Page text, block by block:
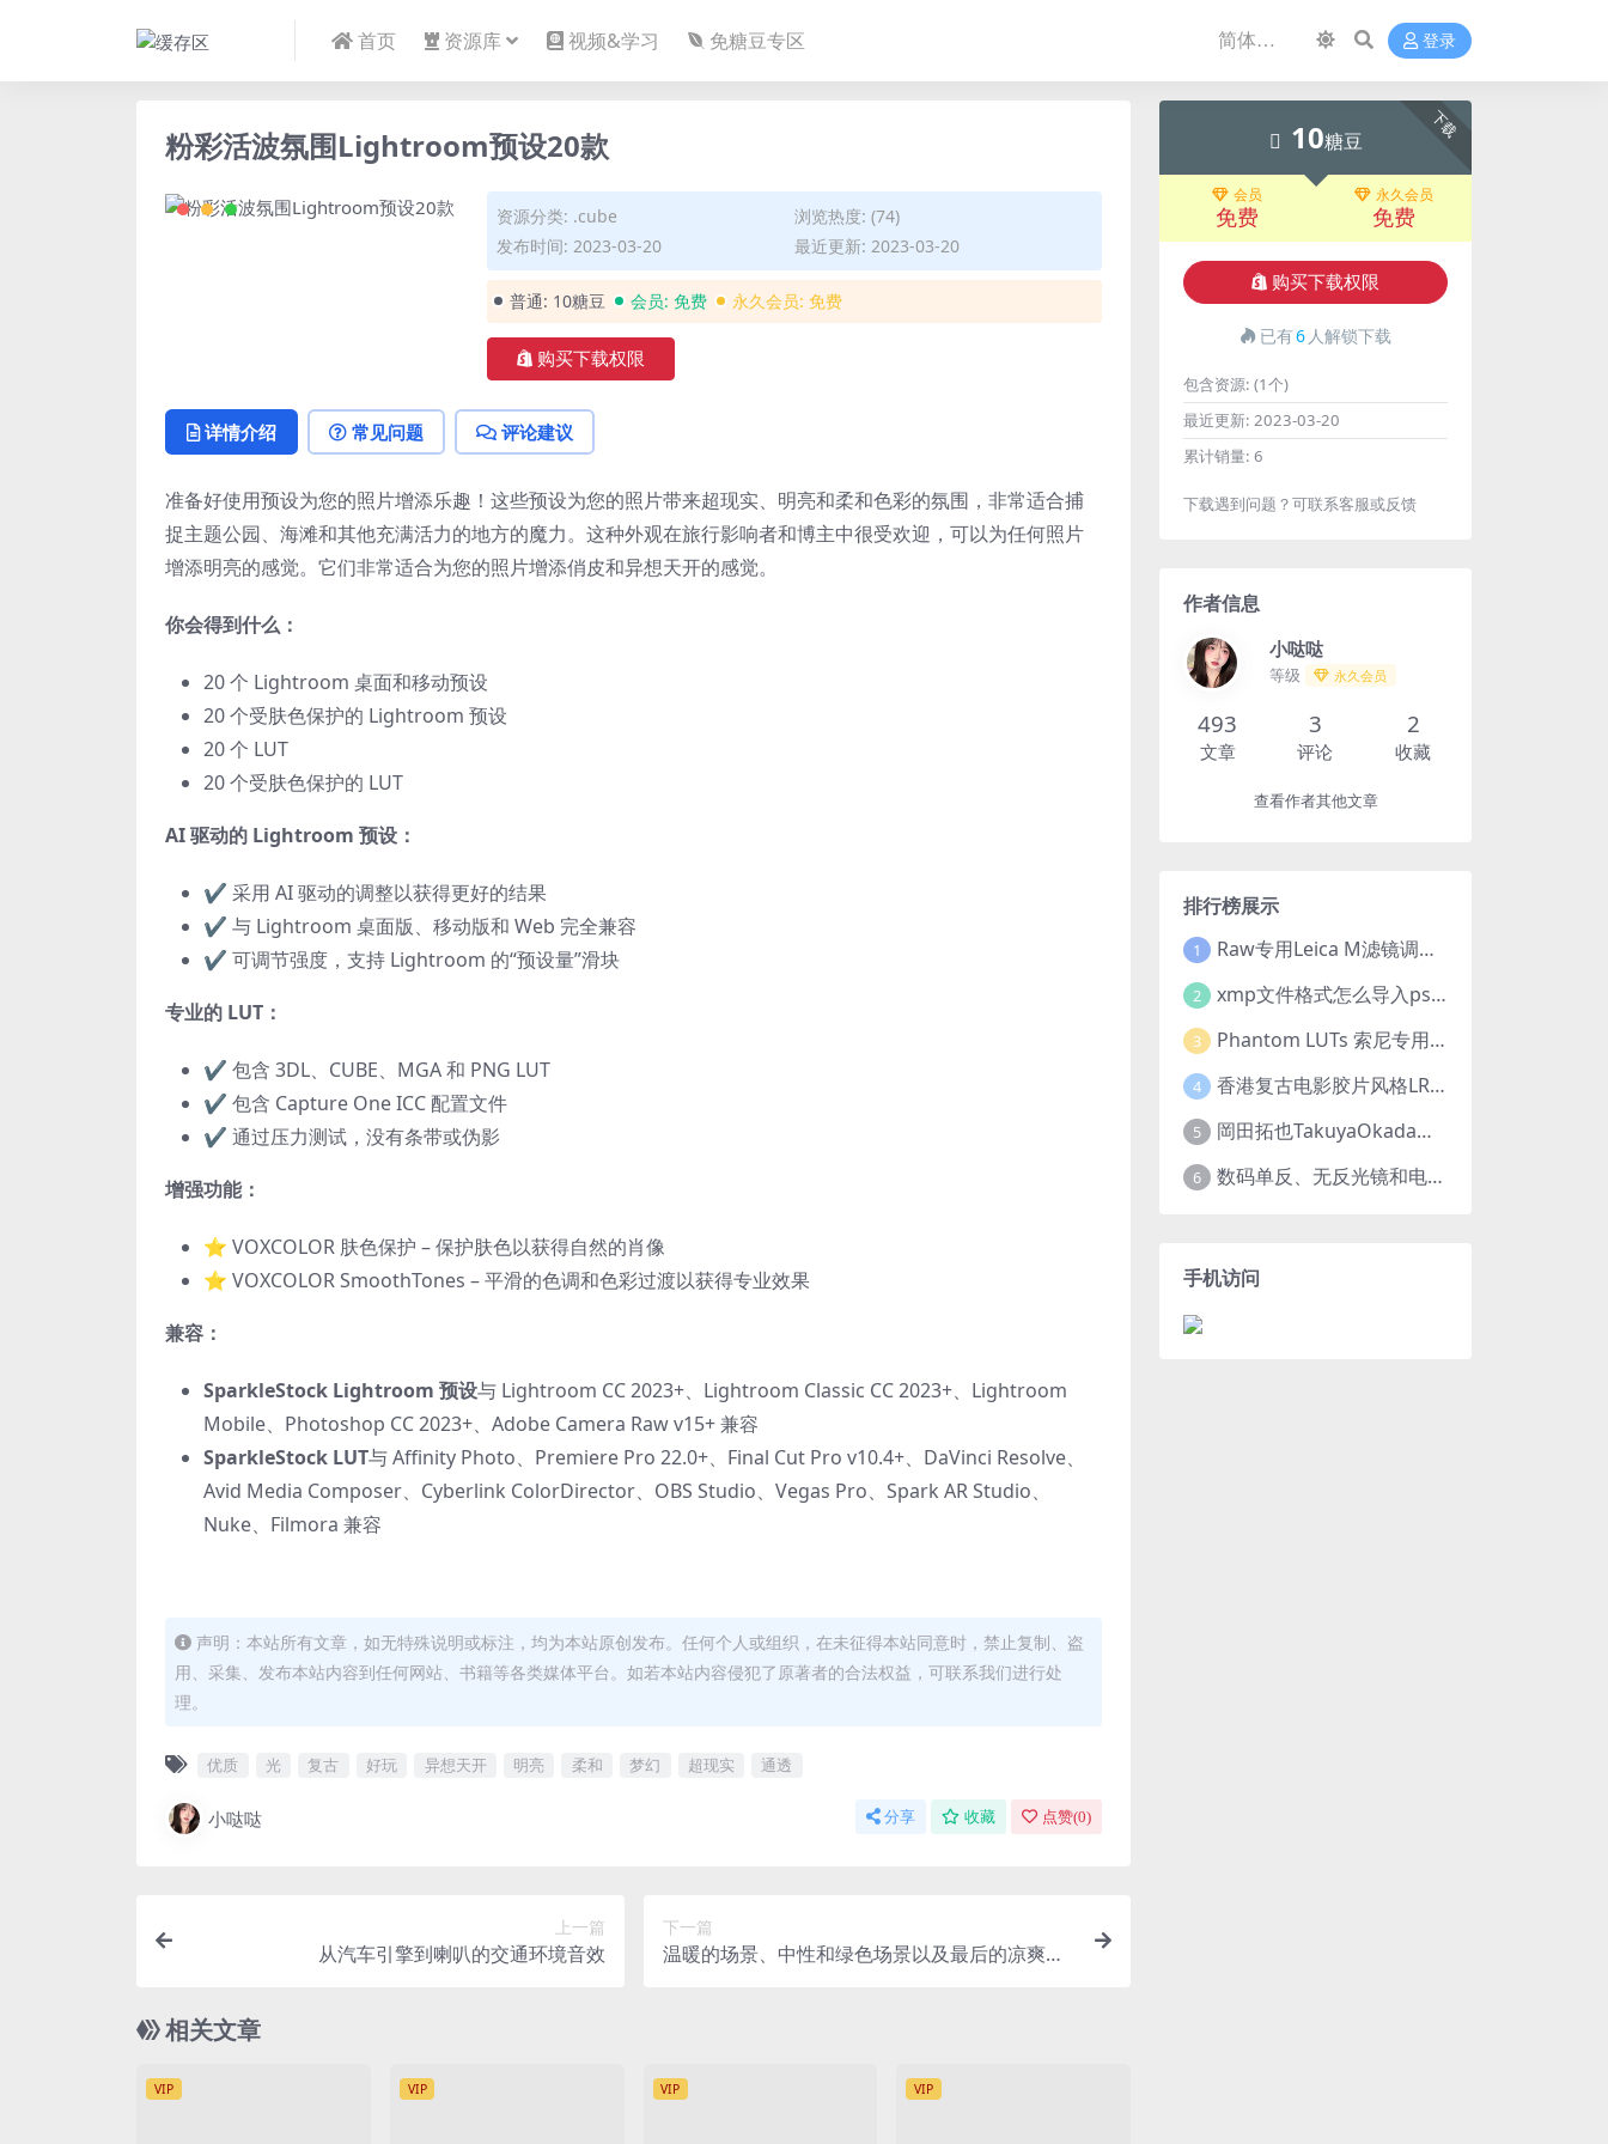
首页 资源库 视频&学习 免糖豆专区 登录
粉彩活波氛围Lightroom预设20款
资源分类: .cube
浏览热度: (74)
发布时间: 2023-03-20
最近更新: 2023-03-20
普通: 10糖豆 会员: 免费 永久会员: 免费
购买下载权限
详情介绍 常见问题 评论建议
准备好使用预设为您的照片增添乐趣！这些预设为您的照片带来超现实、明亮和柔和色彩的氛围，非常适合捕
捉主题公园、海滩和其他充满活力的地方的魔力。这种外观在旅行影响者和博主中很受欢迎，可以为任何照片
增添明亮的感觉。它们非常适合为您的照片增添俏皮和异想天开的感觉。
你会得到什么：
20 个 Lightroom 桌面和移动预设
20 个受肤色保护的 Lightroom 预设
20 个 LUT
20 个受肤色保护的 LUT
AI 驱动的 Lightroom 预设：
✔️ 采用 AI 驱动的调整以获得更好的结果
✔️ 与 Lightroom 桌面版、移动版和 Web 完全兼容
✔️ 可调节强度，支持 Lightroom 的“预设量”滑块
专业的 LUT：
✔️ 包含 3DL、CUBE、MGA 和 PNG LUT
✔️ 包含 Capture One ICC 配置文件
✔️ 通过压力测试，没有条带或伪影
增强功能：
⭐ VOXCOLOR 肤色保护 – 保护肤色以获得自然的肖像
⭐ VOXCOLOR SmoothTones – 平滑的色调和色彩过渡以获得专业效果
兼容：
SparkleStock Lightroom 预设与 Lightroom CC 2023+、Lightroom Classic CC 2023+、Lightroom
Mobile、Photoshop CC 2023+、Adobe Camera Raw v15+ 兼容
SparkleStock LUT与 Affinity Photo、Premiere Pro 22.0+、Final Cut Pro v10.4+、DaVinci Resolve、
Avid Media Composer、Cyber​​link ColorDirector、OBS Studio、Vegas Pro、Spark AR Studio、
Nuke、Filmora 兼容
声明：本站所有文章，如无特殊说明或标注，均为本站原创发布。任何个人或组织，在未征得本站同意时，禁止复制、盗
用、采集、发布本站内容到任何网站、书籍等各类媒体平台。如若本站内容侵犯了原著者的合法权益，可联系我们进行处
理。
优质 光 复古 好玩 异想天开 明亮 柔和 梦幻 超现实 通透
小哒哒 分享 收藏 点赞(0)
上一篇
从汽车引擎到喇叭的交通环境音效
下一篇
温暖的场景、中性和绿色场景以及最后的凉爽场
相关文章
VIP VIP VIP VIP
下载
10糖豆
会员
免费
永久会员
免费
购买下载权限
已有6 人解锁下载
包含资源: (1个)
最近更新: 2023-03-20
累计销量: 6
下载遇到问题？可联系客服或反馈
作者信息
小哒哒
等级 永久会员
493
文章
3
评论
2
收藏
查看作者其他文章
排行榜展示
1 Raw专用Leica M滤镜调色高级预设合集
2 xmp文件格式怎么导入ps?Adobe Camera Raw预设导入方法,ACR预设安装教程xmp文件格式怎么导入ps
3 Phantom LUTs 索尼专用 | A7S III | G7 ARRI/G6 FILM (2023最新版本)
4 香港复古电影胶片风格LR预设王家卫风调色 滤镜支持PR/PS/FCPX/达芬奇/AE/LUT
5 岡田拓也TakuyaOkada日系小清新INS人像LR预设PR/PS/AE/FCPX/LUT预设 LR100001
6 数码单反、无反光镜和电影摄影机的最佳摄影机设置
手机访问